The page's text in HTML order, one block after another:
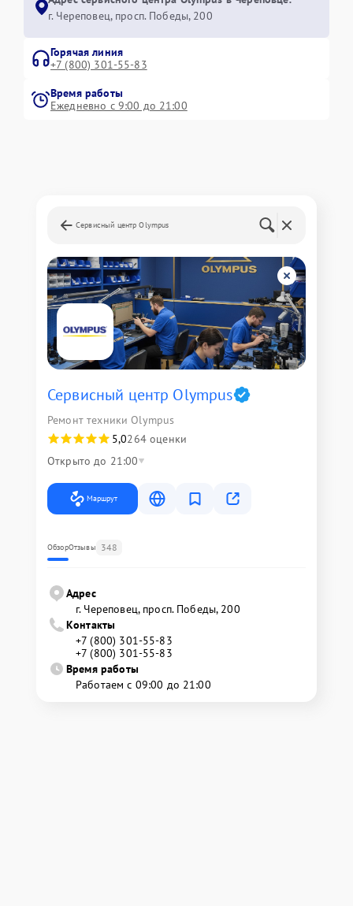
г. Череповец, просп. Победы, 200
Горячая линия
+7 (800) 301-55-83
Время работы
Ежедневно с 9:00 до 21:00
Сервисный центр Olympus
Сервисный центр Olympus
Ремонт техники Olympus
5,0264 оценки
Открыто до 21:00
Маршрут
ОбзорОтзывы 348
Адрес
г. Череповец, просп. Победы, 200
Контакты
+7 (800) 301-55-83
+7 (800) 301-55-83
Время работы
Работаем с 09:00 до 21:00